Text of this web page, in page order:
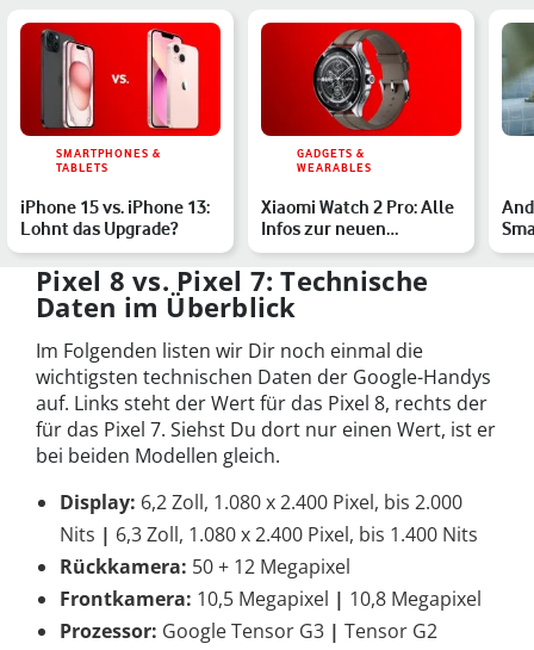
SMARTPHONES &
TABLETS
iPhone 15 vs. iPhone 13:
Lohnt das Upgrade?
GADGETS &
WEARABLES
Xiaomi Watch 2 Pro: Alle
Infos zur neuen
Smartwatch mit Wear OS
Pixel 8 vs. Pixel 7: Technische
Daten im Überblick
Im Folgenden listen wir Dir noch einmal die
wichtigsten technischen Daten der Google-Handys
auf. Links steht der Wert für das Pixel 8, rechts der
für das Pixel 7. Siehst Du dort nur einen Wert, ist er
bei beiden Modellen gleich.
Display: 6,2 Zoll, 1.080 x 2.400 Pixel, bis 2.000
Nits | 6,3 Zoll, 1.080 x 2.400 Pixel, bis 1.400 Nits
Rückkamera: 50 + 12 Megapixel
Frontkamera: 10,5 Megapixel | 10,8 Megapixel
Prozessor: Google Tensor G3 | Tensor G2